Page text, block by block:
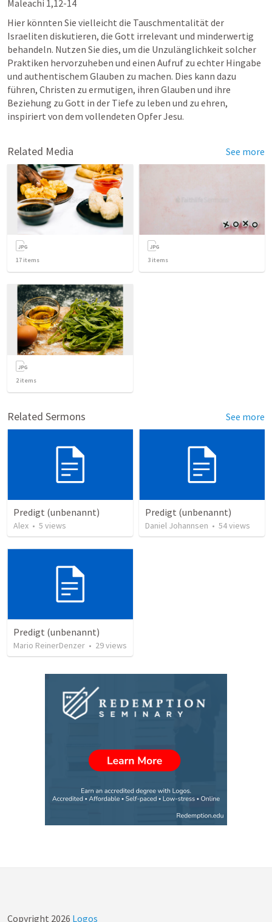
Maleachi 1,12-14
Hier könnten Sie vielleicht die Tauschmentalität der
Israeliten diskutieren, die Gott irrelevant und minderwertig
behandeln. Nutzen Sie dies, um die Unzulänglichkeit solcher
Praktiken hervorzuheben und einen Aufruf zu echter Hingabe
und authentischem Glauben zu machen. Dies kann dazu
führen, Christen zu ermutigen, ihren Glauben und ihre
Beziehung zu Gott in der Tiefe zu leben und zu ehren,
inspiriert von dem vollendeten Opfer Jesu.
Related Media See more
17 items 3 items
2items
Related Sermons See more
Predigt (unbenannt)
Alex • 5 views
Predigt (unbenannt)
Daniel Johannsen • 54views
Predigt (unbenannt)
Mario ReinerDenzer • 29views
Copyright 2026 Logos